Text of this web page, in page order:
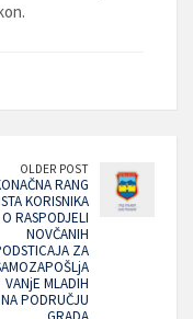
OLDER POST
RANG
KORISNIKA
O RASPODJELI
NOVČANIH
ZA
VANjE MLADIH
NA PODRUČJU